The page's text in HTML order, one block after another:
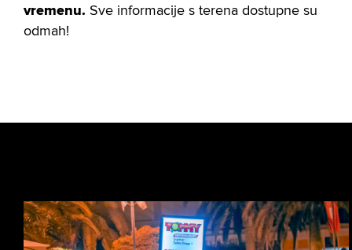
vremenu. Sve informacije s terena dostupne su
odmah!